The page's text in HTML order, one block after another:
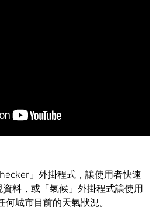
」外掛程式，讓使用者快速
料，或「氣候」外掛程式讓使用
城市目前的天氣狀況。